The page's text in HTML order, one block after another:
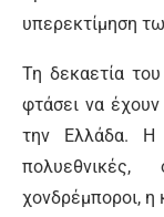
υπερεκτίμηση
Τη δεκαετία του
φτάσει να
την Ελλάδα. Η
πολυεθνικές,
χονδρέμποροι, η